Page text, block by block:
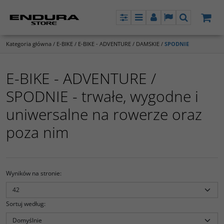
PanelMenuPanel LangSzukaj
Kategoria główna / E-BIKE / E-BIKE - ADVENTURE / DAMSKIE / SPODNIE
E-BIKE - ADVENTURE /
SPODNIE - trwałe, wygodne i
uniwersalne na rowerze oraz
poza nim
Wyników na stronie:
Sortuj według: